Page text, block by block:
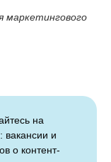
маркетингового
на
вакансии и
о контент-